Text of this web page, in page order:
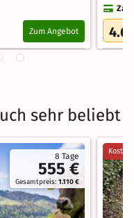
Zum Angebot 4.6
sehr beliebt
8 Tage
555 €
Gesamtpreis:1.110 €